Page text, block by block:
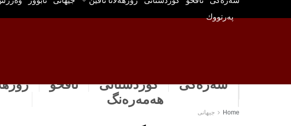
په‌رتووك
سەرەکی كوردستانى ناڤخۆ
هه‌مه‌ره‌نگ
Home جیهانی